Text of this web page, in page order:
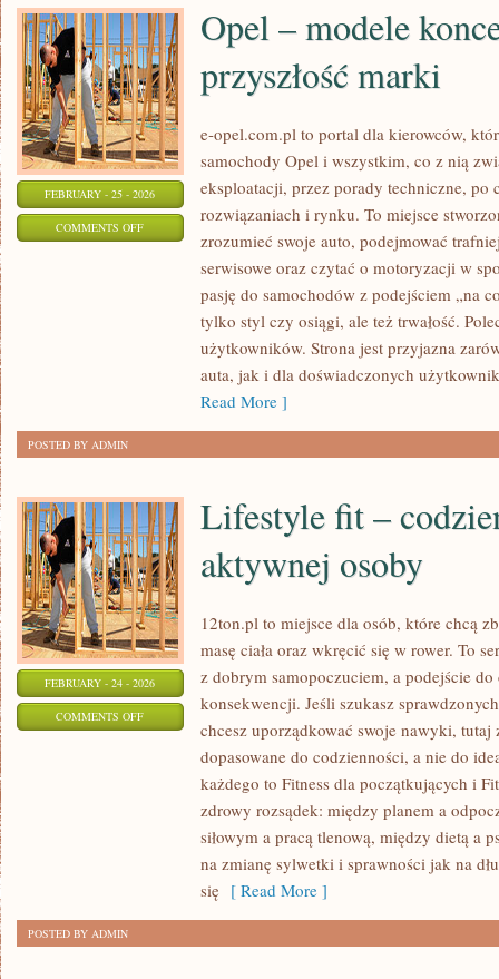
FEBRUARY - 25 - 2026
COMMENTS OFFON
PRZYSZŁOŚĆ
Opel – modele
przyszłość marki
e-opel.com.pl to portal dla kierowców,
samochody Opel i wszystkim, co z nią
eksploatacji, przez porady techniczne, po
rozwiązaniach i rynku. To miejsce
zrozumieć swoje auto, podejmować
serwisowe oraz czytać o motoryzacji w
pasję do samochodów z podejściem „na
tylko styl czy osiągi, ale też trwałość.
użytkowników. Strona jest przyjazna
auta, jak i dla doświadczonych
Read More ]
POSTED BY ADMIN
FEBRUARY - 24 - 2026
COMMENTS OFFON
Lifestyle fit –
aktywnej osoby
12ton.pl to miejsce dla osób, które chcą
masę ciała oraz wkręcić się w rower. To
z dobrym samopoczuciem, a podejście
konsekwencji. Jeśli szukasz
chcesz uporządkować swoje nawyki, tutaj
dopasowane do codzienności, a nie do
każdego to Fitness dla początkujących i
zdrowy rozsądek: między planem a
siłowym a pracą tlenową, między dietą a
na zmianę sylwetki i sprawności jak na
się [ Read More ]
POSTED BY ADMIN